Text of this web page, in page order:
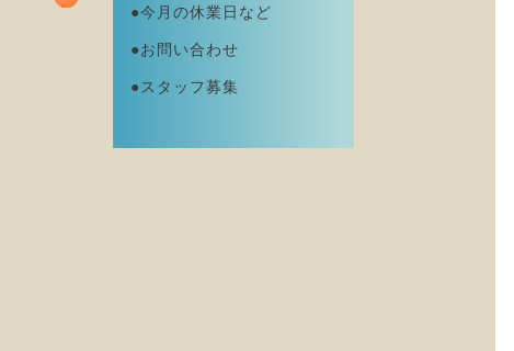
●今月の休業日など
●お問い合わせ
●スタッフ募集